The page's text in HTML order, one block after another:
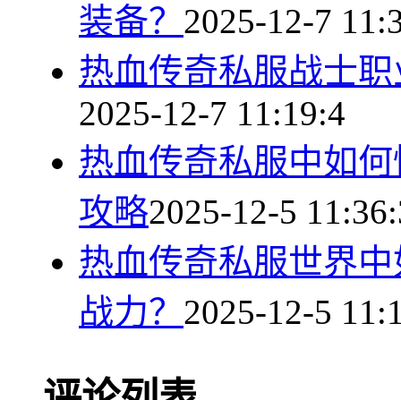
装备？ 2025-12-7
热血传奇私服战士
2025-12-7 11:19:4
热血传奇私服中如
攻略2025-12-5
热血传奇私服世界
战力？ 2025-12-5